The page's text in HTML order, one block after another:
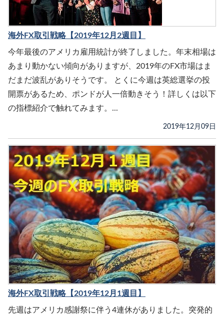
海外FX取引戦略【2019年12月2週目】
今年最後のアメリカ雇用統計が終了しました。年末相場は
あまり動かない傾向がありますが、2019年のFX市場はま
だまだ波乱がありそうです。 とくに今週は英総選挙の投
開票があるため、ポンドが人一倍動きそう！詳しくは以下
の指標紹介で触れてみます。...
2019年12月09日
海外FX取引戦略【2019年12月1週目】
先週はアメリカ感謝祭に伴う4連休がありました。突発的